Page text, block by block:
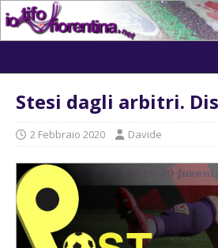
Stesi dagli arbitri.
2 Febbraio 2020 Davide